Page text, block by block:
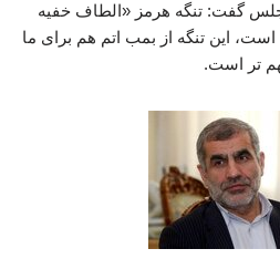
گفت: تنگه هرمز «الطاف خفیه
این تنگه از بمب اتم هم برای ما
تر است.